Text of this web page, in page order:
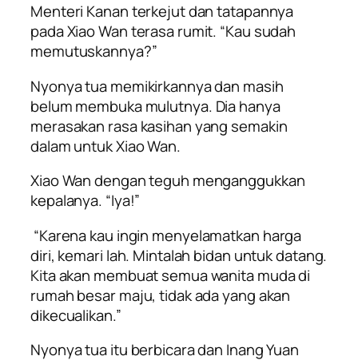
Menteri Kanan terkejut dan tatapannya
pada Xiao Wan terasa rumit. “Kau sudah
memutuskannya?”
Nyonya tua memikirkannya dan masih
belum membuka mulutnya. Dia hanya
merasakan rasa kasihan yang semakin
dalam untuk Xiao Wan.
Xiao Wan dengan teguh menganggukkan
kepalanya. “Iya!”
“Karena kau ingin menyelamatkan harga
diri, kemari lah. Mintalah bidan untuk datang.
Kita akan membuat semua wanita muda di
rumah besar maju, tidak ada yang akan
dikecualikan.”
Nyonya tua itu berbicara dan Inang Yuan